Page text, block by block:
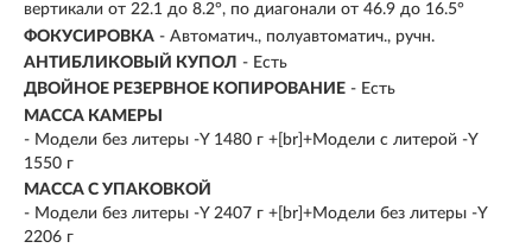
вертикали от 22.1 до 8.2°, по диагонали от 46.9 до 16.5°
ФОКУСИРОВКА - Автоматич., полуавтоматич., ручн.
АНТИБЛИКОВЫЙ КУПОЛ - Есть
ДВОЙНОЕ РЕЗЕРВНОЕ КОПИРОВАНИЕ - Есть
МАССА КАМЕРЫ
- Модели без литеры -Y 1480 г +[br]+Модели с литерой -Y
1550 г
МАССА С УПАКОВКОЙ
- Модели без литеры -Y 2407 г +[br]+Модели без литеры -Y
2206 г